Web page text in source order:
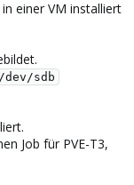
einer VM installiert
sdb
Job für PVE-T3,